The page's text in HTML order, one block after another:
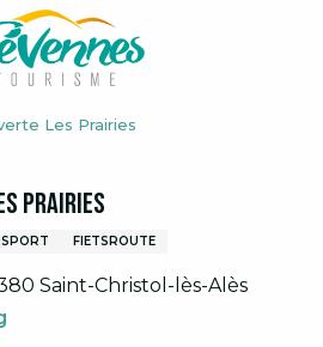
Les Prairies
Prairies
FIETSROUTE
Saint-Christol-lès-Alès